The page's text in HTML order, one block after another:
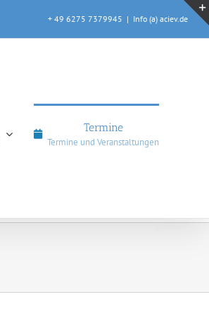
+ 49 6275 7379945 | Info (a) aciev.de
Termine
Termine und Veranstaltungen